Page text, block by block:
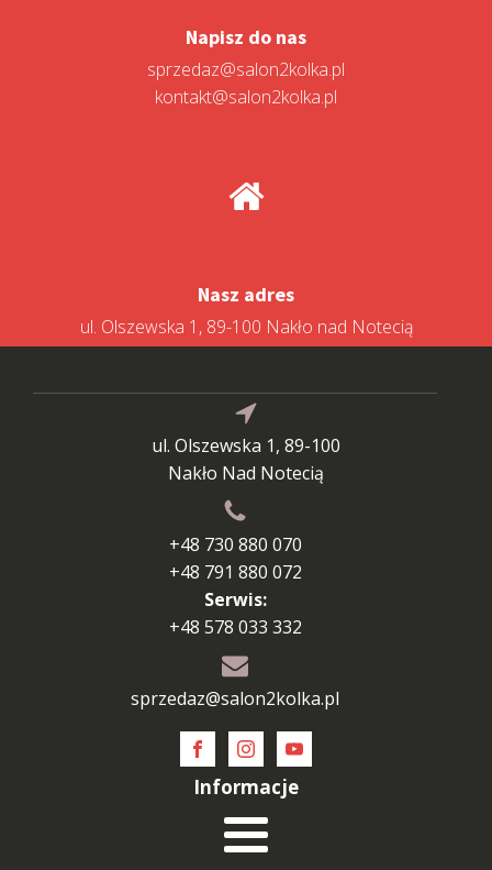
Napisz do nas
sprzedaz@salon2kolka.pl
kontakt@salon2kolka.pl
Nasz adres
ul. Olszewska 1, 89-100 Nakło nad Notecią
ul. Olszewska 1, 89-100
Nakło Nad Notecią
+48 730 880 070
+48 791 880 072
Serwis:
+48 578 033 332
sprzedaz@salon2kolka.pl
Informacje